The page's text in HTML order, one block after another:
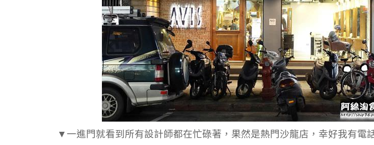
▼一進門就看到所有設計師都在忙碌著，果然是熱門沙龍店，幸好我有電